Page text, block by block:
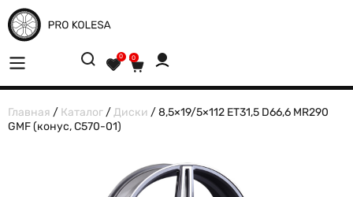
0 0
Главная / Каталог /Диски / 8,5×19/5×112 ET31,5 D66,6 MR290
GMF (конус, C570-01)